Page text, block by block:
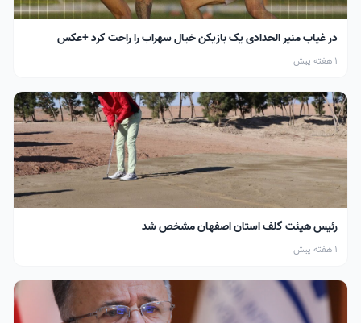
در غیاب منیر الحدادی یک بازیکن خیال سهراب را راحت کرد +عکس
1 هفته پیش
رئیس هیئت گلف استان اصفهان مشخص شد
1 هفته پیش